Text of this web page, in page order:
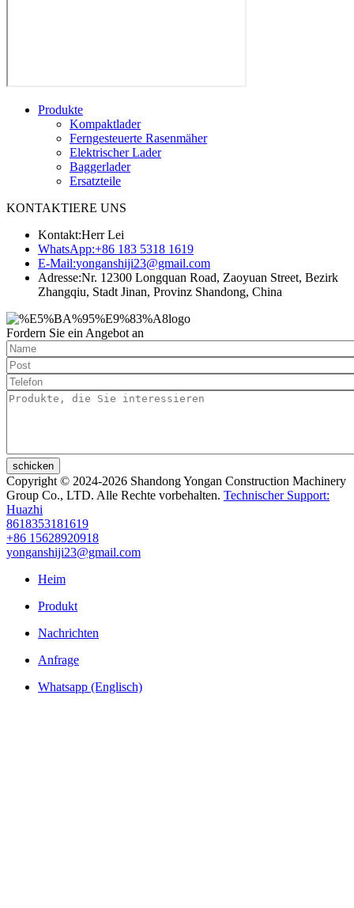
Produkte
Kompaktlader
Ferngesteuerte Rasenmäher
Elektrischer Lader
Baggerlader
Ersatzteile
KONTAKTIERE UNS
Kontakt:Herr Lei
WhatsApp:+86 183 5318 1619
E-Mail:yonganshiji23@gmail.com
Adresse:Nr. 12300 Longquan Road, Zaoyuan Street, Bezirk
Zhangqiu, Stadt Jinan, Provinz Shandong, China
Fordern Sie ein Angebot an
schicken
Copyright © 2024-2026 Shandong Yongan Construction Machinery
Group Co., LTD. Alle Rechte vorbehalten. Technischer Support:
Huazhi
8618353181619
+86 15628920918
yonganshiji23@gmail.com
Heim
Produkt
Nachrichten
Anfrage
Whatsapp (Englisch)